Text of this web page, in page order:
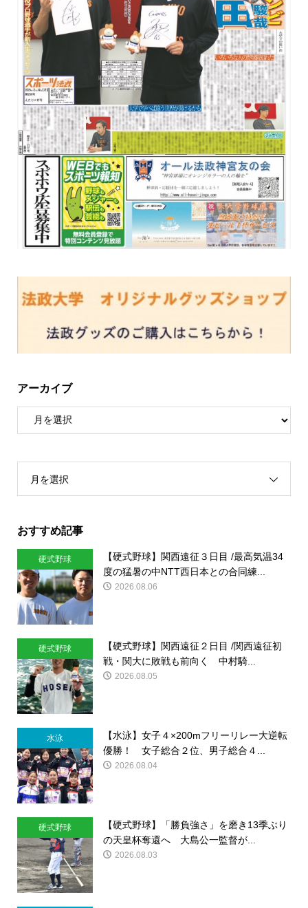
アーカイブ
月を選択
おすすめ記事
硬式野球
【硬式野球】関西遠征３日目 /最高気温34
度の猛暑の中NTT西日本との合同練...
2026.08.06
硬式野球
【硬式野球】関西遠征２日目 /関西遠征初
戦・関大に敗戦も前向く 中村騎...
2026.08.05
水泳
【水泳】女子４×200mフリーリレー大逆転
優勝！ 女子総合２位、男子総合４...
2026.08.04
硬式野球
【硬式野球】「勝負強さ」を磨き13季ぶり
の天皇杯奪還へ 大島公一監督が...
2026.08.03